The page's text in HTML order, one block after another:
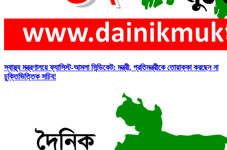
স্বাস্থ্য মন্ত্রণালয়ে ফ্যাসিস্ট-আমলা সিন্ডিকেট: মন্ত্রী, প্রতিমন্ত্রীকে তোয়াক্কা করছেন না
চুক্তিভিত্তিক সচিব!